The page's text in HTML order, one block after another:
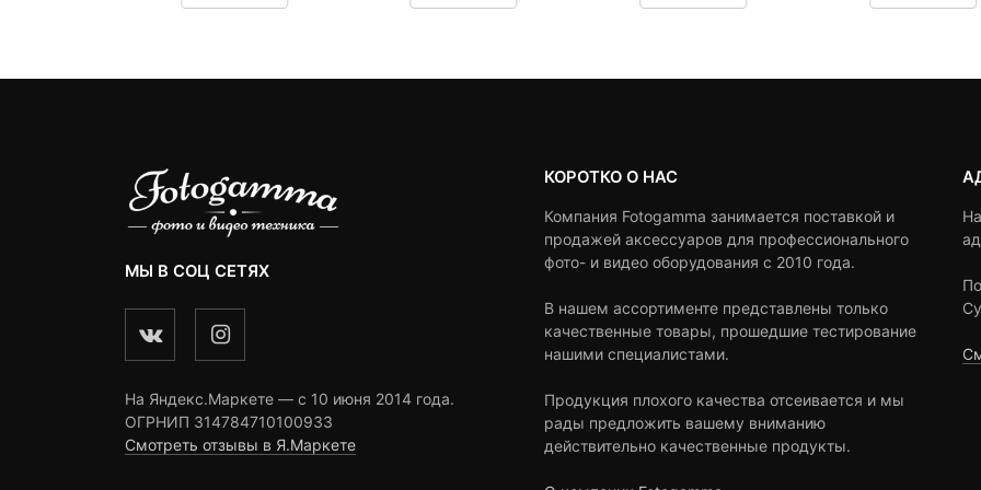
customer
customer
customer
customer
МЫ В СОЦ СЕТЯХ
На Яндекс.Маркете — c 10 июня 2014 года.
ОГРНИП 314784710100933
Смотреть отзывы в Я.Маркете
КОРОТКО О НАС
Компания Fotogamma занимается поставкой и
продажей аксессуаров для профессионального
фото- и видео оборудования с 2010 года.
В нашем ассортименте представлены только
качественные товары, прошедшие тестирование
нашими специалистами.
Продукция плохого качества отсеивается и мы
рады предложить вашему вниманию
действительно качественные продукты.